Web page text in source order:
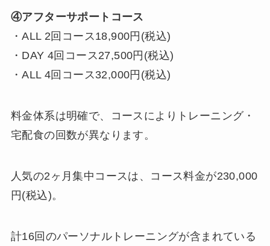
④アフターサポートコース
・ALL 2回コース18,900円(税込)
・DAY 4回コース27,500円(税込)
・ALL 4回コース32,000円(税込)
料金体系は明確で、コースによりトレーニング・
宅配食の回数が異なります。
人気の2ヶ月集中コースは、コース料金が230,000
円(税込)。
計16回のパーソナルトレーニングが含まれている